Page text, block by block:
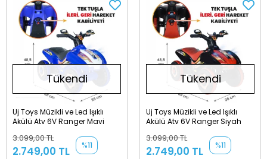
Tükendi
Uj Toys Müzikli ve Led Işıklı
Akülü Atv 6V Ranger Mavi
3.099,00 TL
2.749,00 TL %11
Tükendi
Uj Toys Müzikli ve Led Işıklı
Akülü Atv 6V Ranger Siyah
3.099,00 TL
2.749,00 TL %11